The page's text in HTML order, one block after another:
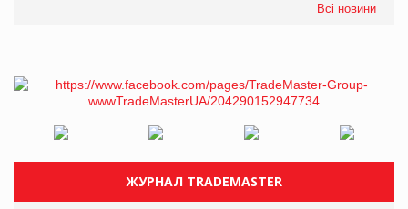
Всі новини
ЖУРНАЛ TRADEMASTER